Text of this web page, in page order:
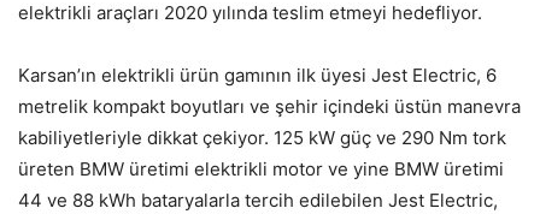
elektrikli araçları 2020 yılında teslim etmeyi hedefliyor.
Karsan’ın elektrikli ürün gamının ilk üyesi Jest Electric, 6
metrelik kompakt boyutları ve şehir içindeki üstün manevra
kabiliyetleriyle dikkat çekiyor. 125 kW güç ve 290 Nm tork
üreten BMW üretimi elektrikli motor ve yine BMW üretimi
44 ve 88 kWh bataryalarla tercih edilebilen Jest Electric,